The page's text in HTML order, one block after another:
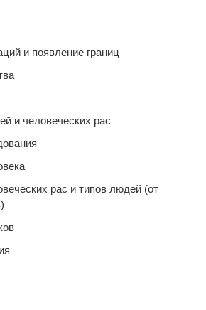
и появление границ
и человеческих рас
рас и типов людей (от